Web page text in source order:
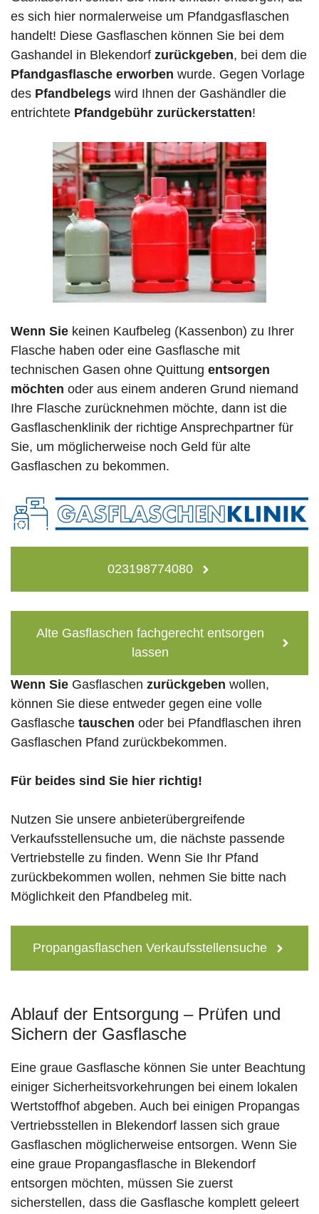
es sich hier normalerweise um Pfandgasflaschen
handelt! Diese Gasflaschen können Sie bei dem
Gashandel in Blekendorf zurückgeben, bei dem die
Pfandgasflasche erworben wurde. Gegen Vorlage
des Pfandbelegs wird Ihnen der Gashändler die
entrichtete Pfandgebühr zurückerstatten!
Wenn Sie keinen Kaufbeleg (Kassenbon) zu Ihrer
Flasche haben oder eine Gasflasche mit
technischen Gasen ohne Quittung entsorgen
möchten oder aus einem anderen Grund niemand
Ihre Flasche zurücknehmen möchte, dann ist die
Gasflaschenklinik der richtige Ansprechpartner für
Sie, um möglicherweise noch Geld für alte
Gasflaschen zu bekommen.
023198774080
Alte Gasflaschen fachgerecht entsorgen
lassen
Wenn Sie Gasflaschen zurückgeben wollen,
können Sie diese entweder gegen eine volle
Gasflasche tauschen oder bei Pfandflaschen ihren
Gasflaschen Pfand zurückbekommen.
Für beides sind Sie hier richtig!
Nutzen Sie unsere anbieterübergreifende
Verkaufsstellensuche um, die nächste passende
Vertriebstelle zu finden. Wenn Sie Ihr Pfand
zurückbekommen wollen, nehmen Sie bitte nach
Möglichkeit den Pfandbeleg mit.
Propangasflaschen Verkaufsstellensuche
Ablauf der Entsorgung – Prüfen und
Sichern der Gasflasche
Eine graue Gasflasche können Sie unter Beachtung
einiger Sicherheitsvorkehrungen bei einem lokalen
Wertstoffhof abgeben. Auch bei einigen Propangas
Vertriebsstellen in Blekendorf lassen sich graue
Gasflaschen möglicherweise entsorgen. Wenn Sie
eine graue Propangasflasche in Blekendorf
entsorgen möchten, müssen Sie zuerst
sicherstellen, dass die Gasflasche komplett geleert